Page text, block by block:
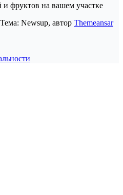
фруктов на вашем участке
Тема: Newsup, автор Themeansar